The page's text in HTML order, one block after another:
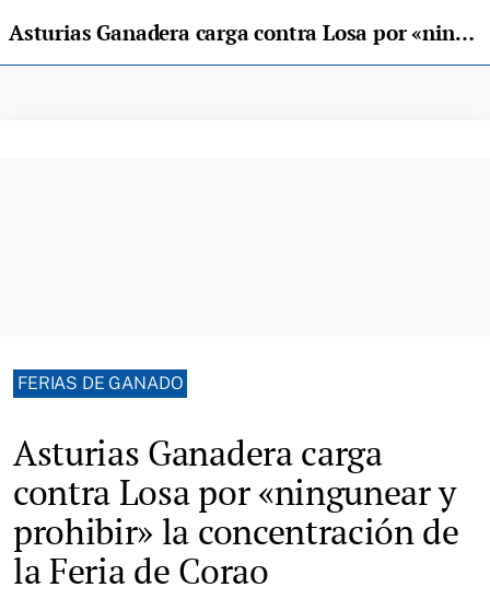
Asturias Ganadera carga contra Losa por «ningunear y prohibir» la concentración de la Feria de Corao
FERIAS DE GANADO
Asturias Ganadera carga
contra Losa por «ningunear y
prohibir» la concentración de
la Feria de Corao